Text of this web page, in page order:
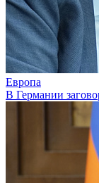
Европа
В Германии